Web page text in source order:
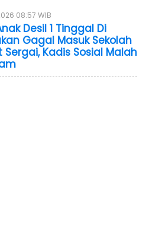
08:57 WIB
Desil 1 Tinggal Di
Gagal Masuk Sekolah
Sergai, Kadis Sosial Malah